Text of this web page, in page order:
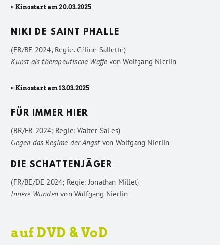
» Kinostart am 20.03.2025
NIKI DE SAINT PHALLE
(FR/BE 2024; Regie: Céline Sallette)
Kunst als therapeutische Waffe vonWolfgang Nierlin
» Kinostart am 13.03.2025
FÜR IMMER HIER
(BR/FR 2024; Regie: Walter Salles)
Gegen das Regime der Angstvon Wolfgang Nierlin
DIE SCHATTENJÄGER
(FR/BE/DE 2024; Regie: Jonathan Millet)
Innere Wunden vonWolfgang Nierlin
auf DVD & VoD